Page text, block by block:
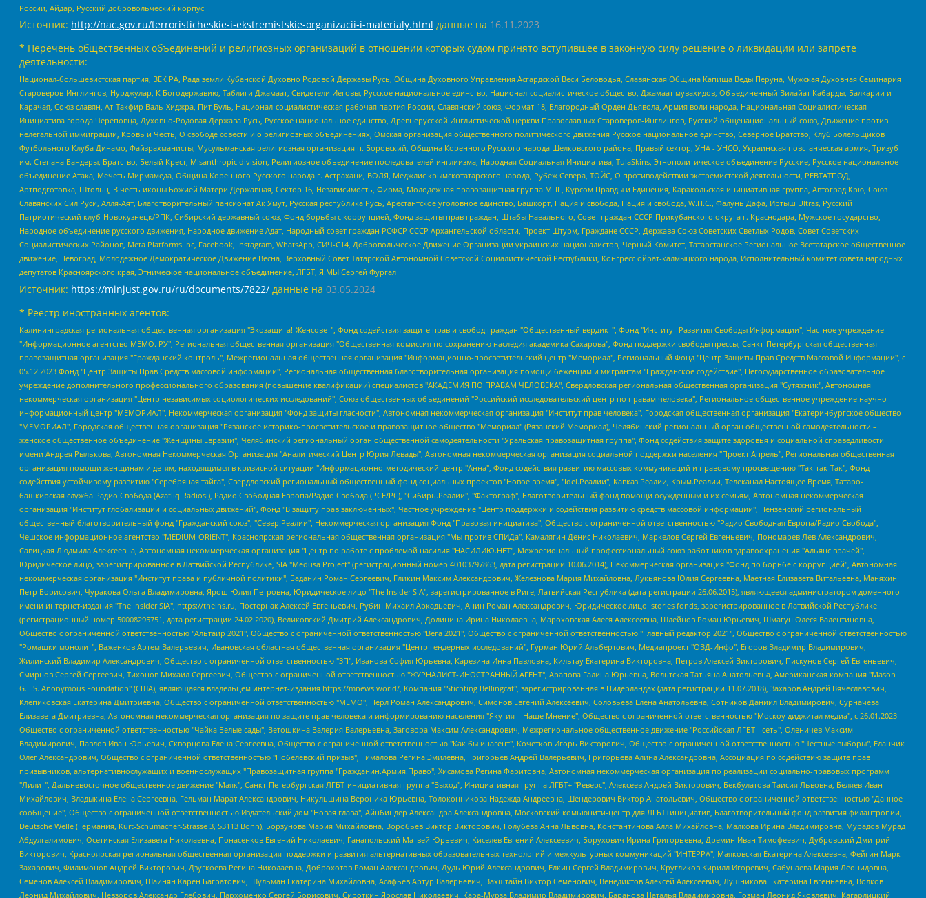
России, Айдар, Русский добровольческий корпус
Источник: http://nac.gov.ru/terroristicheskie-i-ekstremistskie-organizacii-i-materialy.html данные на 16.11.2023
* Перечень общественных объединений и религиозных организаций в отношении которых судом принято вступившее в законную силу решение о ликвидации или запрете
деятельности:
Национал-большевистская партия, ВЕК РА, Рада земли Кубанской Духовно Родовой Державы Русь, Община Духовного Управления Асгардской Веси Беловодья, Славянская Община Капища Веды Перуна, Мужская Духовная Семинария
Староверов-Инглингов, Нурджулар, К Богодержавию, Таблиги Джамаат, Свидетели Иеговы, Русское национальное единство, Национал-социалистическое общество, Джамаат мувахидов, Объединенный Вилайат Кабарды, Балкарии и
Карачая, Союз славян, Ат-Такфир Валь-Хиджра, Пит Буль, Национал-социалистическая рабочая партия России, Славянский союз, Формат-18, Благородный Орден Дьявола, Армия воли народа, Национальная Социалистическая
Инициатива города Череповца, Духовно-Родовая Держава Русь, Русское национальное единство, Древнерусской Инглистической церкви Православных Староверов-Инглингов, Русский общенациональный союз, Движение против
нелегальной иммиграции, Кровь и Честь, О свободе совести и о религиозных объединениях, Омская организация общественного политического движения Русское национальное единство, Северное Братство, Клуб Болельщиков
Футбольного Клуба Динамо, Файзрахманисты, Мусульманская религиозная организация п. Боровский, Община Коренного Русского народа Щелковского района, Правый сектор, УНА - УНСО, Украинская повстанческая армия, Тризуб
им. Степана Бандеры, Братство, Белый Крест, Misanthropic division, Религиозное объединение последователей инглиизма, Народная Социальная Инициатива, TulaSkins, Этнополитическое объединение Русские, Русское национальное
объединение Атака, Мечеть Мирмамеда, Община Коренного Русского народа г. Астрахани, ВОЛЯ, Меджлис крымскотатарского народа, Рубеж Севера, ТОЙС, О противодействии экстремистской деятельности, РЕВТАТПОД,
Артподготовка, Штольц, В честь иконы Божией Матери Державная, Сектор 16, Независимость, Фирма, Молодежная правозащитная группа МПГ, Курсом Правды и Единения, Каракольская инициативная группа, Автоград Крю, Союз
Славянских Сил Руси, Алля-Аят, Благотворительный пансионат Ак Умут, Русская республика Русь, Арестантское уголовное единство, Башкорт, Нация и свобода, Нация и свобода, W.H.С., Фалунь Дафа, Иртыш Ultras, Русский
Патриотический клуб-Новокузнецк/РПК, Сибирский державный союз, Фонд борьбы с коррупцией, Фонд защиты прав граждан, Штабы Навального, Совет граждан СССР Прикубанского округа г. Краснодара, Мужское государство,
Народное объединение русского движения, Народное движение Адат, Народный совет граждан РСФСР СССР Архангельской области, Проект Штурм, Граждане СССР, Держава Союз Советских Светлых Родов, Совет Советских
Социалистических Районов, Meta Platforms Inc, Facebook, Instagram, WhatsApp, СИЧ-С14, Добровольческое Движение Организации украинских националистов, Черный Комитет, Татарстанское Региональное Всетатарское общественное
движение, Невоград, Молодежное Демократическое Движение Весна, Верховный Совет Татарской Автономной Советской Социалистической Республики, Конгресс ойрат-калмыцкого народа, Исполнительный комитет совета народных
депутатов Красноярского края, Этническое национальное объединение, ЛГБТ, Я.МЫ Сергей Фургал
Источник: https://minjust.gov.ru/ru/documents/7822/ данные на 03.05.2024
* Реестр иностранных агентов:
Калининградская региональная общественная организация "Экозащита!-Женсовет", Фонд содействия защите прав и свобод граждан "Общественный вердикт", Фонд "Институт Развития Свободы Информации", Частное учреждение "Информационное агентство МЕМО. РУ", Региональная общественная организация "Общественная комиссия по сохранению наследия академика Сахарова", Фонд поддержки свободы прессы, Санкт-Петербургская общественная правозащитная организация "Гражданский контроль", Межрегиональная общественная организация "Информационно-просветительский центр "Мемориал", Региональный Фонд "Центр Защиты Прав Средств Массовой Информации", с 05.12.2023 Фонд "Центр Защиты Прав Средств массовой информации", Региональная общественная благотворительная организация помощи беженцам и мигрантам "Гражданское содействие", Негосударственное образовательное учреждение дополнительного профессионального образования (повышение квалификации) специалистов "АКАДЕМИЯ ПО ПРАВАМ ЧЕЛОВЕКА", Свердловская региональная общественная организация "Сутяжник", Автономная некоммерческая организация "Центр независимых социологических исследований", Союз общественных объединений "Российский исследовательский центр по правам человека", Региональное общественное учреждение научно-информационный центр "МЕМОРИАЛ", Некоммерческая организация "Фонд защиты гласности", Автономная некоммерческая организация "Институт прав человека", Городская общественная организация "Екатеринбургское общество "МЕМОРИАЛ", Городская общественная организация "Рязанское историко-просветительское и правозащитное общество "Мемориал" (Рязанский Мемориал), Челябинский региональный орган общественной самодеятельности – женское общественное объединение "Женщины Евразии", Челябинский региональный орган общественной самодеятельности "Уральская правозащитная группа", Фонд содействия защите здоровья и социальной справедливости имени Андрея Рылькова, Автономная Некоммерческая Организация "Аналитический Центр Юрия Левады", Автономная некоммерческая организация социальной поддержки населения "Проект Апрель", Региональная общественная организация помощи женщинам и детям, находящимся в кризисной ситуации "Информационно-методический центр "Анна", Фонд содействия развитию массовых коммуникаций и правовому просвещению "Так-так-Так", Фонд содействия устойчивому развитию "Серебряная тайга", Свердловский региональный общественный фонд социальных проектов "Новое время", "Idel.Реалии", Кавказ.Реалии, Крым.Реалии, Телеканал Настоящее Время, Татаро-башкирская служба Радио Свобода (Azatliq Radiosi), Радио Свободная Европа/Радио Свобода (PCE/PC), "Сибирь.Реалии", "Фактограф", Благотворительный фонд помощи осужденным и их семьям, Автономная некоммерческая организация "Институт глобализации и социальных движений", Фонд "В защиту прав заключенных", Частное учреждение "Центр поддержки и содействия развитию средств массовой информации", Пензенский региональный общественный благотворительный фонд "Гражданский союз", "Север.Реалии", Некоммерческая организация Фонд "Правовая инициатива", Общество с ограниченной ответственностью "Радио Свободная Европа/Радио Свобода", Чешское информационное агентство "MEDIUM-ORIENT", Красноярская региональная общественная организация "Мы против СПИДа", Камалягин Денис Николаевич, Маркелов Сергей Евгеньевич, Пономарев Лев Александрович, Савицкая Людмила Алексеевна, Автономная некоммерческая организация "Центр по работе с проблемой насилия "НАСИЛИЮ.НЕТ", Межрегиональный профессиональный союз работников здравоохранения "Альянс врачей", Юридическое лицо, зарегистрированное в Латвийской Республике, SIA "Medusa Project" (регистрационный номер 40103797863, дата регистрации 10.06.2014), Некоммерческая организация "Фонд по борьбе с коррупцией", Автономная некоммерческая организация "Институт права и публичной политики", Баданин Роман Сергеевич, Гликин Максим Александрович, Железнова Мария Михайловна, Лукьянова Юлия Сергеевна, Маетная Елизавета Витальевна, Маняхин Петр Борисович, Чуракова Ольга Владимировна, Ярош Юлия Петровна, Юридическое лицо "The Insider SIA", зарегистрированное в Риге, Латвийская Республика (дата регистрации 26.06.2015), являющееся администратором доменного имени интернет-издания "The Insider SIA", https://theins.ru, Постернак Алексей Евгеньевич, Рубин Михаил Аркадьевич, Анин Роман Александрович, Юридическое лицо Istories fonds, зарегистрированное в Латвийской Республике (регистрационный номер 50008295751, дата регистрации 24.02.2020), Великовский Дмитрий Александрович, Долинина Ирина Николаевна, Мароховская Алеся Алексеевна, Шлейнов Роман Юрьевич, Шмагун Олеся Валентиновна, Общество с ограниченной ответственностью "Альтаир 2021", Общество с ограниченной ответственностью "Вега 2021", Общество с ограниченной ответственностью "Главный редактор 2021", Общество с ограниченной ответственностью "Ромашки монолит", Важенков Артем Валерьевич, Ивановская областная общественная организация "Центр гендерных исследований", Гурман Юрий Альбертович, Медиапроект "ОВД-Инфо", Егоров Владимир Владимирович, Жилинский Владимир Александрович, Общество с ограниченной ответственностью "ЗП", Иванова София Юрьевна, Карезина Инна Павловна, Кильтау Екатерина Викторовна, Петров Алексей Викторович, Пискунов Сергей Евгеньевич, Смирнов Сергей Сергеевич, Тихонов Михаил Сергеевич, Общество с ограниченной ответственностью "ЖУРНАЛИСТ-ИНОСТРАННЫЙ АГЕНТ", Арапова Галина Юрьевна, Вольтская Татьяна Анатольевна, Американская компания "Mason G.E.S. Anonymous Foundation" (США), являющаяся владельцем интернет-издания https://mnews.world/, Компания "Stichting Bellingcat", зарегистрированная в Нидерландах (дата регистрации 11.07.2018), Захаров Андрей Вячеславович, Клепиковская Екатерина Дмитриевна, Общество с ограниченной ответственностью "МЕМО", Перл Роман Александрович, Симонов Евгений Алексеевич, Соловьева Елена Анатольевна, Сотников Даниил Владимирович, Сурначева Елизавета Дмитриевна, Автономная некоммерческая организация по защите прав человека и информированию населения "Якутия – Наше Мнение", Общество с ограниченной ответственностью "Москоу диджитал медиа", с 26.01.2023 Общество с ограниченной ответственностью "Чайка Белые сады", Ветошкина Валерия Валерьевна, Заговора Максим Александрович, Межрегиональное общественное движение "Российская ЛГБТ - сеть", Оленичев Максим Владимирович, Павлов Иван Юрьевич, Скворцова Елена Сергеевна, Общество с ограниченной ответственностью "Как бы инагент", Кочетков Игорь Викторович, Общество с ограниченной ответственностью "Честные выборы", Еланчик Олег Александрович, Общество с ограниченной ответственностью "Нобелевский призыв", Гималова Регина Эмилевна, Григорьев Андрей Валерьевич, Григорьева Алина Александровна, Ассоциация по содействию защите прав призывников, альтернативнослужащих и военнослужащих "Правозащитная группа "Гражданин.Армия.Право", Хисамова Регина Фаритовна, Автономная некоммерческая организация по реализации социально-правовых программ "Лилит", Дальневосточное общественное движение "Маяк", Санкт-Петербургская ЛГБТ-инициативная группа "Выход", Инициативная группа ЛГБТ+ "Реверс", Алексеев Андрей Викторович, Бекбулатова Таисия Львовна, Беляев Иван Михайлович, Владыкина Елена Сергеевна, Гельман Марат Александрович, Никульшина Вероника Юрьевна, Толоконникова Надежда Андреевна, Шендерович Виктор Анатольевич, Общество с ограниченной ответственностью "Данное сообщение", Общество с ограниченной ответственностью Издательский дом "Новая глава", Айнбиндер Александра Александровна, Московский комьюнити-центр для ЛГБТ+инициатив, Благотворительный фонд развития филантропии, Deutsche Welle (Германия, Kurt-Schumacher-Strasse 3, 53113 Bonn), Борзунова Мария Михайловна, Воробьев Виктор Викторович, Голубева Анна Львовна, Константинова Алла Михайловна, Малкова Ирина Владимировна, Мурадов Мурад Абдулгалимович, Осетинская Елизавета Николаевна, Понасенков Евгений Николаевич, Ганапольский Матвей Юрьевич, Киселев Евгений Алексеевич, Борухович Ирина Григорьевна, Дремин Иван Тимофеевич, Дубровский Дмитрий Викторович, Красноярская региональная общественная организация поддержки и развития альтернативных образовательных технологий и межкультурных коммуникаций "ИНТЕРРА", Маяковская Екатерина Алексеевна, Фейгин Марк Захарович, Филимонов Андрей Викторович, Дзугкоева Регина Николаевна, Доброхотов Роман Александрович, Дудь Юрий Александрович, Елкин Сергей Владимирович, Кругликов Кирилл Игоревич, Сабунаева Мария Леонидовна, Семенов Алексей Владимирович, Шаинян Карен Багратович, Шульман Екатерина Михайловна, Асафьев Артур Валерьевич, Вахштайн Виктор Семенович, Венедиктов Алексей Алексеевич, Лушникова Екатерина Евгеньевна, Волков Леонид Михайлович, Невзоров Александр Глебович, Пархоменко Сергей Борисович, Сироткин Ярослав Николаевич, Кара-Мурза Владимир Владимирович, Баранова Наталья Владимировна, Гозман Леонид Яковлевич, Кагарлицкий Борис Юльевич, Климарев Михаил Валерьевич, Милов Владимир Станиславович, Автономная некоммерческая организация Краснодарский центр современного искусства "Типография", Моргенштерн Алишер Тагирович, Соболь Любовь Эдуардовна, Общество с ограниченной ответственностью "ЛИЗА НОРМ", Каспаров Гарри Кимович, Ходорковский Михаил Борисович, Общество с ограниченной ответственностью "Апрельские тезисы", Данилович Ирина Брониславовна, Кашин Олег Владимирович, Петров Николай Владимирович, Пивоваров Алексей Владимирович, Соколов Михаил Владимирович, Цветкова Юлия Владимировна, Чичваркин Евгений Александрович, Комитет против пыток/Команда против пыток, Общество с ограниченной ответственностью "Первый научный", Общество с ограниченной ответственностью "Вертолет и ко", Белоцерковская Вероника Борисовна, Кац Максим Евгеньевич, Лазарева Татьяна Юрьевна, Шаведдинов Руслан Табризович, Яшин Илья Валерьевич, Общество с ограниченной ответственностью "Иноагент ААВ", Алешковский Дмитрий Петрович, Альбац Евгения Марковна, Быков Дмитрий Львович, Галямина Юлия Евгеньевна, Лойко Сергей Леонидович, Мартынов Кирилл Константинович, Медведев Сергей Александрович, Крашенинников Федор Геннадиевич, Гордеева Катерина Вл